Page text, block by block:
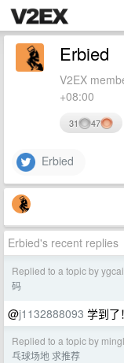
Erbied
V2EX
+08:00
31 47
Erbied
Erbied's recent replies
Replied to a topic by
码
@j1132888093 学到了！
Replied to a topic by
乓球场地 求推荐